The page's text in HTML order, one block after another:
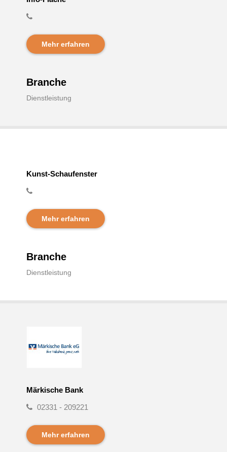
Mehr erfahren
Branche
Dienstleistung
Kunst-Schaufenster
Mehr erfahren
Branche
Dienstleistung
Märkische Bank
02331 - 209221
Mehr erfahren